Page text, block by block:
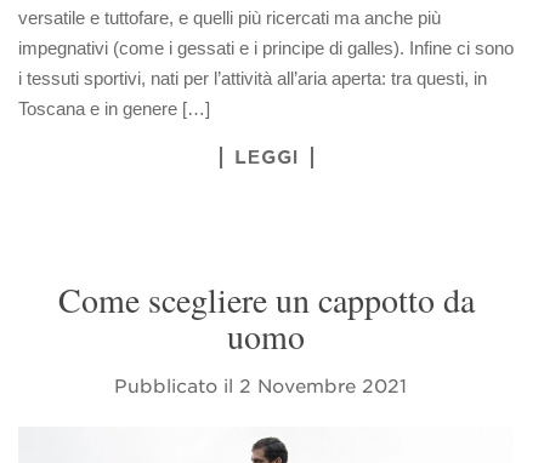
versatile e tuttofare, e quelli più ricercati ma anche più
impegnativi (come i gessati e i principe di galles). Infine ci sono
i tessuti sportivi, nati per l’attività all’aria aperta: tra questi, in
Toscana e in genere […]
LEGGI
Come scegliere un cappotto da
uomo
Pubblicato il 2 Novembre 2021